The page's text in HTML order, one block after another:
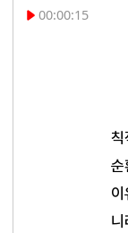
00:00:15
순